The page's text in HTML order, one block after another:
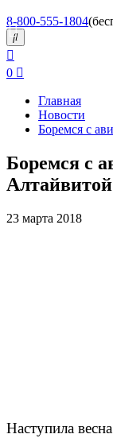
8-800-555-1804
0
Главная
Новости
Боремся с
Боремся с
Алтайвитой
23 марта 2018
Наступила